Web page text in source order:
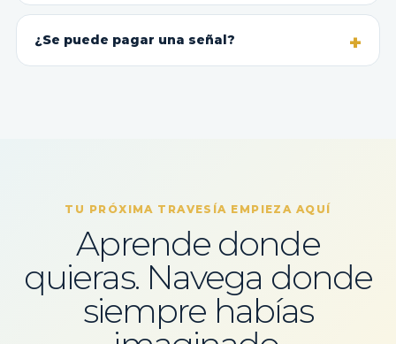
¿Se puede pagar una señal?
TU PRÓXIMA TRAVESÍA EMPIEZA AQUÍ
Aprende donde
quieras. Navega donde
siempre habías